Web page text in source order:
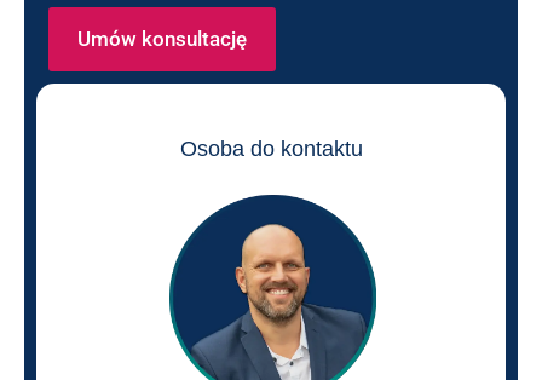
Umów konsultację
Osoba do kontaktu